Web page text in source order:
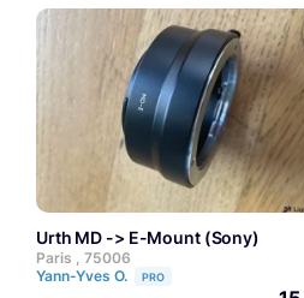
Urth MD -> E-Mount (Sony)
Paris , 75006
Yann-Yves O.
PRO